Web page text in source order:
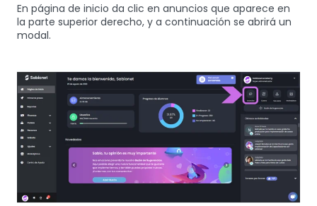
En página de inicio da clic en anuncios que aparece en
la parte superior derecho, y a continuación se abrirá un
modal.